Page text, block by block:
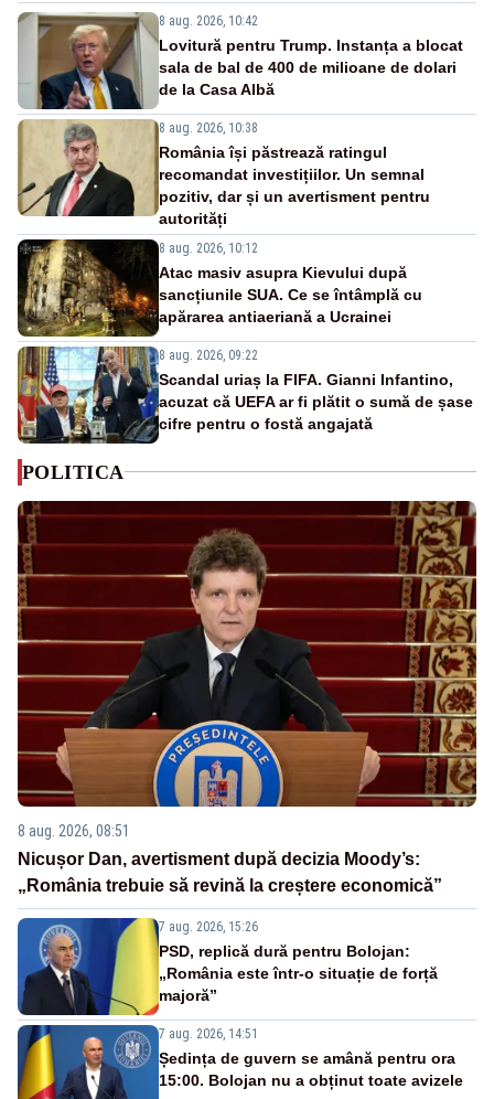
8 aug. 2026, 10:42
Lovitură pentru Trump. Instanța a blocat
sala de bal de 400 de milioane de dolari
de la Casa Albă
8 aug. 2026, 10:38
România își păstrează ratingul
recomandat investițiilor. Un semnal
pozitiv, dar și un avertisment pentru
autorități
8 aug. 2026, 10:12
Atac masiv asupra Kievului după
sancțiunile SUA. Ce se întâmplă cu
apărarea antiaeriană a Ucrainei
8 aug. 2026, 09:22
Scandal uriaș la FIFA. Gianni Infantino,
acuzat că UEFA ar fi plătit o sumă de șase
cifre pentru o fostă angajată
POLITICA
8 aug. 2026, 08:51
Nicușor Dan, avertisment după decizia Moody’s:
„România trebuie să revină la creștere economică”
7 aug. 2026, 15:26
PSD, replică dură pentru Bolojan:
„România este într-o situație de forță
majoră”
7 aug. 2026, 14:51
Ședința de guvern se amână pentru ora
15:00. Bolojan nu a obținut toate avizele